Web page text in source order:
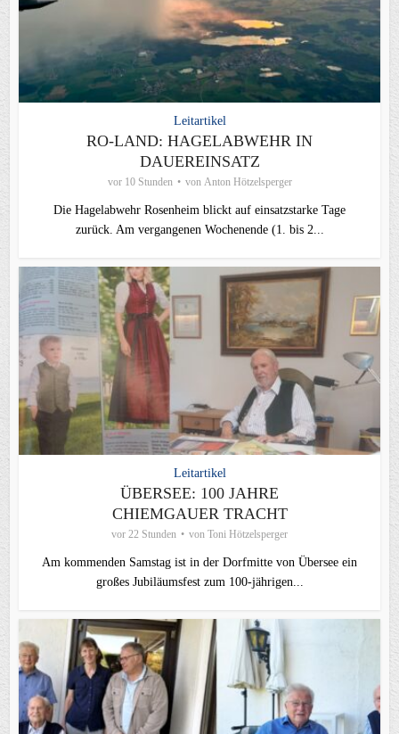
Leitartikel
RO-LAND: HAGELABWEHR IN
DAUEREINSATZ
vor 10 Stunden von Anton Hötzelsperger
Die Hagelabwehr Rosenheim blickt auf einsatzstarke Tage
zurück. Am vergangenen Wochenende (1. bis 2...
Leitartikel
ÜBERSEE: 100 JAHRE
CHIEMGAUER TRACHT
vor 22 Stunden von Toni Hötzelsperger
Am kommenden Samstag ist in der Dorfmitte von Übersee ein
großes Jubiläumsfest zum 100-jährigen...